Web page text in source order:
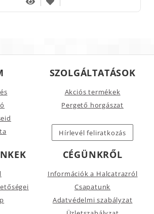
SZOLGÁLTATÁSOK
Akciós termékek
Pergető horgászat
Hírlevél feliratkozás
CÉGÜNKRŐL
Információk a Halcatrazról
Csapatunk
Adatvédelmi szabályzat